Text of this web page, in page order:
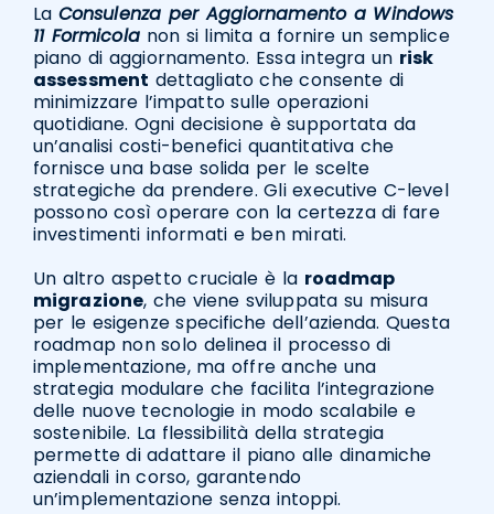
La Consulenza per Aggiornamento a Windows
11 Formicolanon si limita a fornire un semplice
piano di aggiornamento. Essa integra un risk
assessment dettagliato che consente di
minimizzare l’impatto sulle operazioni
quotidiane. Ogni decisione è supportata da
un’analisi costi-benefici quantitativa che
fornisce una base solida per le scelte
strategiche da prendere. Gli executive C-level
possono così operare con la certezza di fare
investimenti informati e ben mirati.
Un altro aspetto cruciale è la roadmap
migrazione, che viene sviluppata su misura
per le esigenze specifiche dell’azienda. Questa
roadmap non solo delinea il processo di
implementazione, ma offre anche una
strategia modulare che facilita l’integrazione
delle nuove tecnologie in modo scalabile e
sostenibile. La flessibilità della strategia
permette di adattare il piano alle dinamiche
aziendali in corso, garantendo
un’implementazione senza intoppi.